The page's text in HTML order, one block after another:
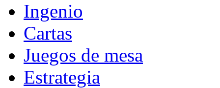
Ingenio
Cartas
Juegos de mesa
Estrategia